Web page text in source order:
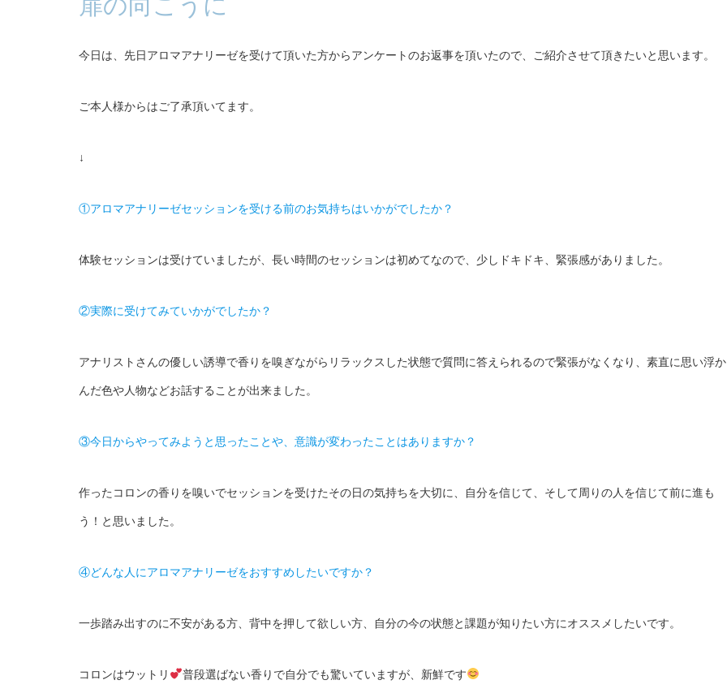
今日は、先日アロマアナリーゼを受けて頂いた方からアンケートのお返事を頂いたので、ご紹介させて頂きたいと思います。
ご本人様からはご了承頂いてます。
↓
①アロマアナリーゼセッションを受ける前のお気持ちはいかがでしたか？
体験セッションは受けていましたが、長い時間のセッションは初めてなので、少しドキドキ、緊張感がありました。
②実際に受けてみていかがでしたか？
アナリストさんの優しい誘導で香りを嗅ぎながらリラックスした状態で質問に答えられるので緊張がなくなり、素直に思い浮か
んだ色や人物などお話することが出来ました。
③今日からやってみようと思ったことや、意識が変わったことはありますか？
作ったコロンの香りを嗅いでセッションを受けたその日の気持ちを大切に、自分を信じて、そして周りの人を信じて前に進も
う！と思いました。
④どんな人にアロマアナリーゼをおすすめしたいですか？
一歩踏み出すのに不安がある方、背中を押して欲しい方、自分の今の状態と課題が知りたい方にオススメしたいです。
コロンはウットリ 普段選ばない香りで自分でも驚いていますが、新鮮です